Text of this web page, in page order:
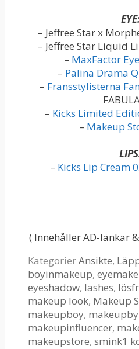
– Jeffree Star x
– Jeffree Star Liquid
– MaxFactor
– Palina Drama
– Fransstylisterna
– Kicks Limited
– Makeup
– Kicks Lip Cream
( Innehåller AD-länkar
KategorierAnsikte,
boyinmakeup,
eyeshadow, lashes,
makeup look, Makeup
makeupboy,
makeupinfluencer,
makeupstore, smink1